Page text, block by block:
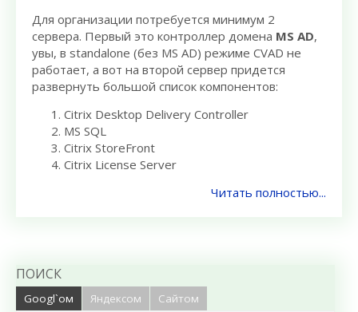
Для организации потребуется минимум 2
сервера. Первый это контроллер домена MS AD,
увы, в standalone (без MS AD) режиме CVAD не
работает, а вот на второй сервер придется
развернуть большой список компонентов:
Citrix Desktop Delivery Controller
MS SQL
Citrix StoreFront
Citrix License Server
Читать полностью...
ПОИСК
Googl`ом Яндексом Сайтом